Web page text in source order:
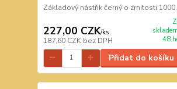
Základový nástřik černý o zrnitosti 1000.
227,00 CZK/ks
187,60 CZK bez DPH
48
Přidat do košíku